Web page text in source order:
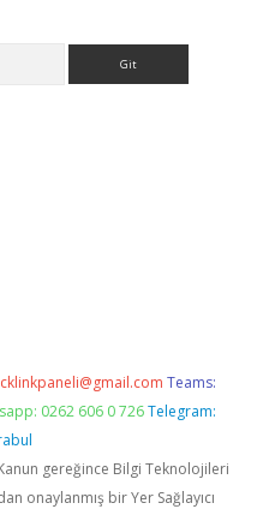
Teams:
0262 606 0 726 Telegram:
Kanun gereğince Bilgi Teknolojileri
onaylanmış bir Yer Sağlayıcı